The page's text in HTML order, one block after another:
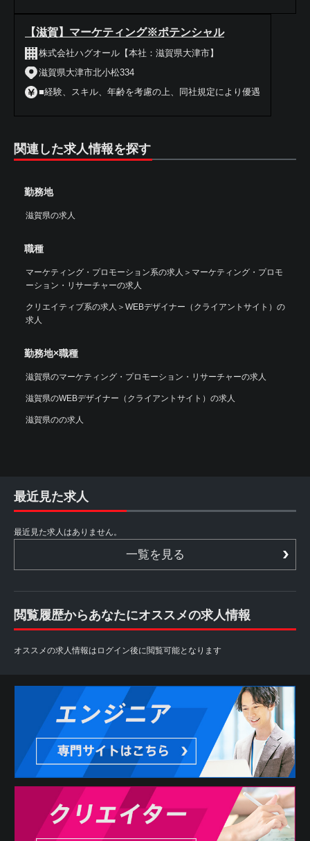
【滋賀】マーケティング※ポテンシャル
株式会社ハグオール【本社：滋賀県大津市】
滋賀県大津市北小松334
■経験、スキル、年齢を考慮の上、同社規定により優遇
関連した求人情報を探す
勤務地
滋賀県の求人
職種
マーケティング・プロモーション系の求人 ＞ マーケティング・プロモ
ーション・リサーチャーの求人
クリエイティブ系の求人 ＞ WEBデザイナー（クライアントサイト）の
求人
勤務地×職種
滋賀県のマーケティング・プロモーション・リサーチャーの求人
滋賀県のWEBデザイナー（クライアントサイト）の求人
滋賀県のの求人
最近見た求人
最近見た求人はありません。
一覧を見る
閲覧履歴からあなたにオススメの求人情報
オススメの求人情報はログイン後に閲覧可能となります